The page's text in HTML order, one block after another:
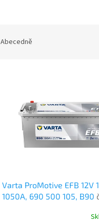
Abecedně
Varta ProMotive EFB 12V
1050A, 690 500 105, B90
výkup staré autobaterie